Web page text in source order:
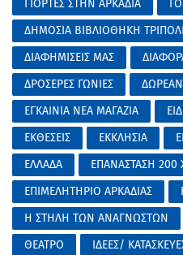
ΓΙΟΡΤΕΣ ΣΤΗΝ ΑΡΚΑΔΙΑ
ΔΗΜΟΣΙΑ ΒΙΒΛΙΟΘΗΚΗ
ΔΙΑΦΗΜΙΣΕΙΣ ΜΑΣ
ΔΡΟΣΕΡΕΣ ΓΩΝΙΕΣ
ΕΓΚΑΙΝΙΑ ΝΕΑ ΜΑΓΑΖΙΑ
ΕΚΘΕΣΕΙΣ
ΕΚΚΛΗΣΙΑ
ΕΛΛΑΔΑ
ΕΠΑΝΑΣΤΑΣΗ 200
ΕΠΙΜΕΛΗΤΗΡΙΟ ΑΡΚΑΔΙΑΣ
Η ΣΤΗΛΗ ΤΩΝ ΑΝΑΓΝΩΣΤΩΝ
ΘΕΑΤΡΟ
ΙΔΕΕΣ/